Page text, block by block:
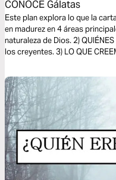
CONOCE Gálatas
Este plan explora lo que la
en madurez en 4 áreas
naturaleza de Dios. 2) QUIÉNES SOMOS: la identidad de la humanidad y/o
los creyentes. 3) LO QUE